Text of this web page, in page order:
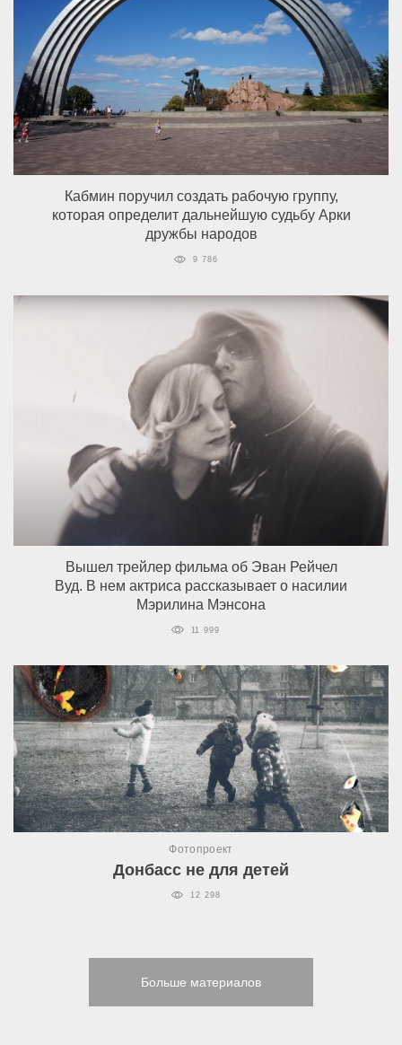
Кабмин поручил создать рабочую группу,
которая определит дальнейшую судьбу Арки
дружбы народов
9 786
Вышел трейлер фильма об Эван Рейчел
Вуд. В нем актриса рассказывает о насилии
Мэрилина Мэнсона
11 999
Фотопроект
Донбасс не для детей
12 298
Больше материалов